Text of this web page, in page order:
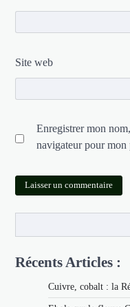
Site web
Enregistrer mon
navigateur pour mon
Récents Articles :
Cuivre, cobalt : la